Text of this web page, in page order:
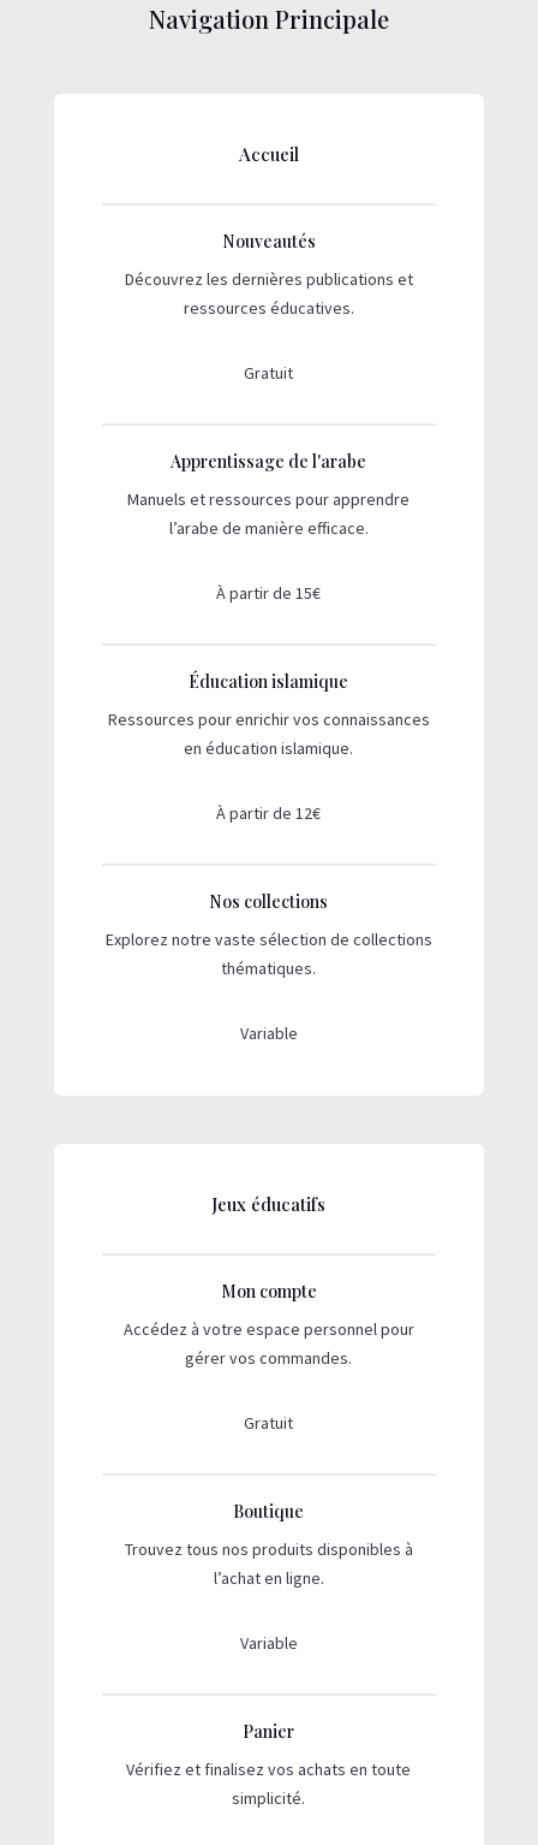
Navigation Principale
Accueil
Nouveautés
Découvrez les dernières publications et
ressources éducatives.
Gratuit
Apprentissage de l'arabe
Manuels et ressources pour apprendre
l’arabe de manière efficace.
À partir de 15€
Éducation islamique
Ressources pour enrichir vos connaissances
en éducation islamique.
À partir de 12€
Nos collections
Explorez notre vaste sélection de collections
thématiques.
Variable
Jeux éducatifs
Mon compte
Accédez à votre espace personnel pour
gérer vos commandes.
Gratuit
Boutique
Trouvez tous nos produits disponibles à
l’achat en ligne.
Variable
Panier
Vérifiez et finalisez vos achats en toute
simplicité.